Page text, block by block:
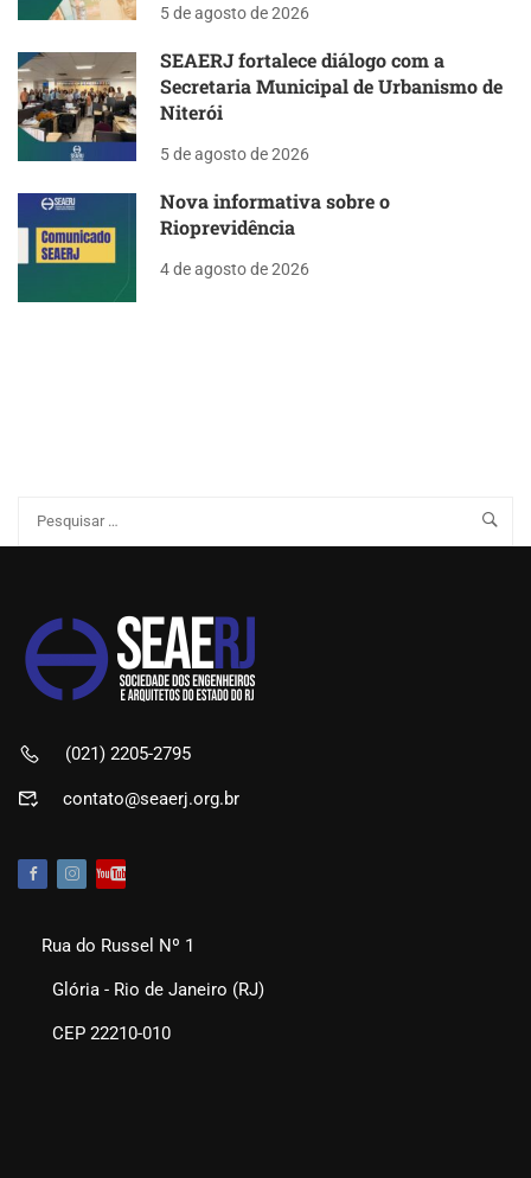
5 de agosto de 2026
SEAERJ fortalece diálogo com a
Secretaria Municipal de Urbanismo de
Niterói
5 de agosto de 2026
Nova informativa sobre o
Rioprevidência
4 de agosto de 2026
(021) 2205-2795
contato@seaerj.org.br
Rua do Russel Nº 1
Glória - Rio de Janeiro (RJ)
CEP 22210-010